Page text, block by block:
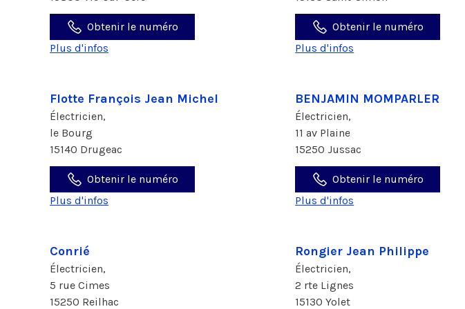
Obtenir le numéro
Plus d'infos
Obtenir le numéro
Plus d'infos
Flotte François Jean Michel
Électricien,
le Bourg
15140 Drugeac
Obtenir le numéro
Plus d'infos
BENJAMIN MOMPARLER
Électricien,
11 av Plaine
15250 Jussac
Obtenir le numéro
Plus d'infos
Conrié
Électricien,
5 rue Cimes
15250 Reilhac
Rongier Jean Philippe
Électricien,
2 rte Lignes
15130 Yolet